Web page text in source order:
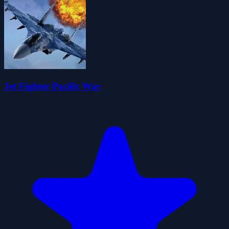
Jet Fighter Pacific War